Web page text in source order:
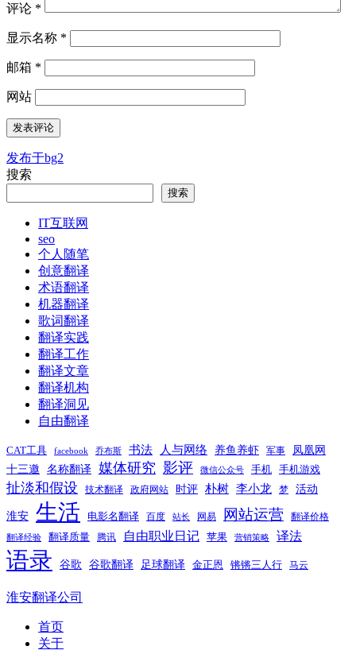
评论 *
显示名称 *
邮箱 *
网站
文
章
发布于bg2
搜索
搜索
IT互联网
seo
个人随笔
创意翻译
术语翻译
机器翻译
歌词翻译
翻译实践
翻译工作
翻译文章
翻译机构
翻译洞见
自由翻译
CAT工具 facebook 乔布斯 书法 人与网络 养鱼养虾 军事
凤凰网
十三邀
名称翻译 媒体研究 影评 微信公众号 手机 手机游戏
扯淡和假设 技术翻译 政府网站 时评 朴树 李小龙 梦 活动
淮安 生活 电影名翻译 百度 站长 网易 网站运营 翻译价格
翻译经验 翻译质量 腾讯 自由职业日记 苹果 营销策略 译法
语录 谷歌 谷歌翻译 足球翻译 金正恩 锵锵三人行 马云
淮安翻译公司
首页
关于